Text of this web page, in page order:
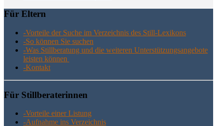
Für Eltern
-Vor­tei­le der Suche im Ver­zeich­nis des Still-Lexikons
-So kön­nen Sie suchen
-Was Still­be­ra­tung und die wei­te­ren Unter­stüt­zungs­an­ge­bo­te
leis­ten können
-Kon­takt
Für Still­be­ra­te­rin­nen
-Vor­tei­le einer Listung
-Auf­nah­me ins Verzeichnis